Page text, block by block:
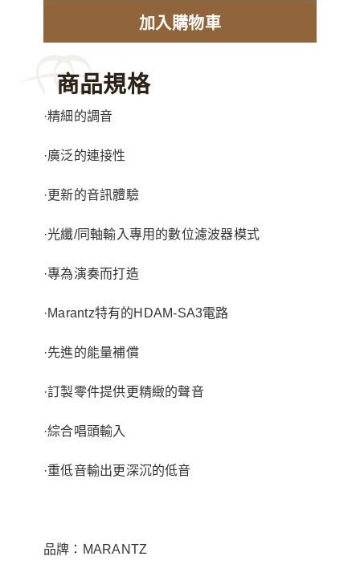
加入購物車
商品規格
·精細的調音
·廣泛的連接性
·更新的音訊體驗
·光纖/同軸輸入專用的數位濾波器模式
·專為演奏而打造
·Marantz特有的HDAM-SA3電路
·先進的能量補償
·訂製零件提供更精緻的聲音
·綜合唱頭輸入
·重低音輸出更深沉的低音
品牌：MARANTZ